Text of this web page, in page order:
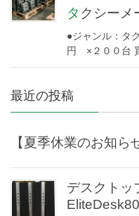
タクシー
●ジャンル：タ
円 ×２００台
最近の投稿
【夏季休業のお知ら
デスクトッ